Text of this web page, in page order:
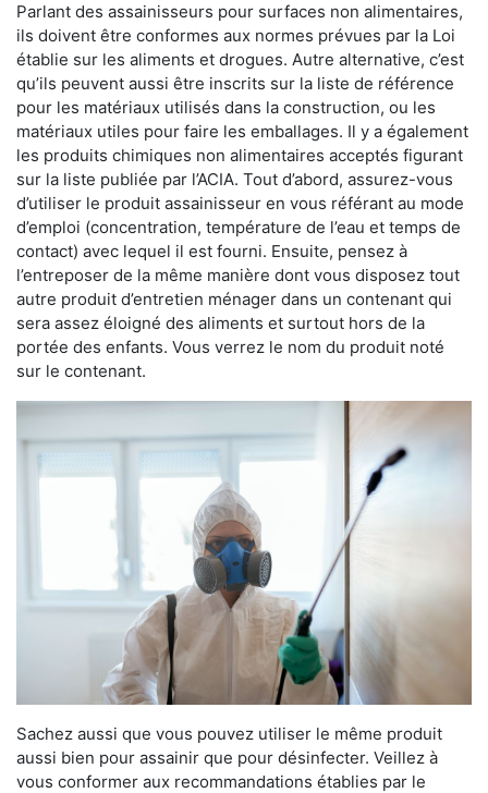
Parlant des assainisseurs pour surfaces non alimentaires,
ils doivent être conformes aux normes prévues par la Loi
établie sur les aliments et drogues. Autre alternative, c’est
qu’ils peuvent aussi être inscrits sur la liste de référence
pour les matériaux utilisés dans la construction, ou les
matériaux utiles pour faire les emballages. Il y a également
les produits chimiques non alimentaires acceptés figurant
sur la liste publiée par l’ACIA. Tout d’abord, assurez-vous
d’utiliser le produit assainisseur en vous référant au mode
d’emploi (concentration, température de l’eau et temps de
contact) avec lequel il est fourni. Ensuite, pensez à
l’entreposer de la même manière dont vous disposez tout
autre produit d’entretien ménager dans un contenant qui
sera assez éloigné des aliments et surtout hors de la
portée des enfants. Vous verrez le nom du produit noté
sur le contenant.
Sachez aussi que vous pouvez utiliser le même produit
aussi bien pour assainir que pour désinfecter. Veillez à
vous conformer aux recommandations établies par le